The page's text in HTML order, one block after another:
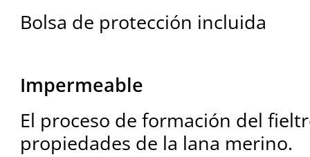
Bolsa de protección incluida
Impermeable
El proceso de formación del
propiedades de la lana merino.